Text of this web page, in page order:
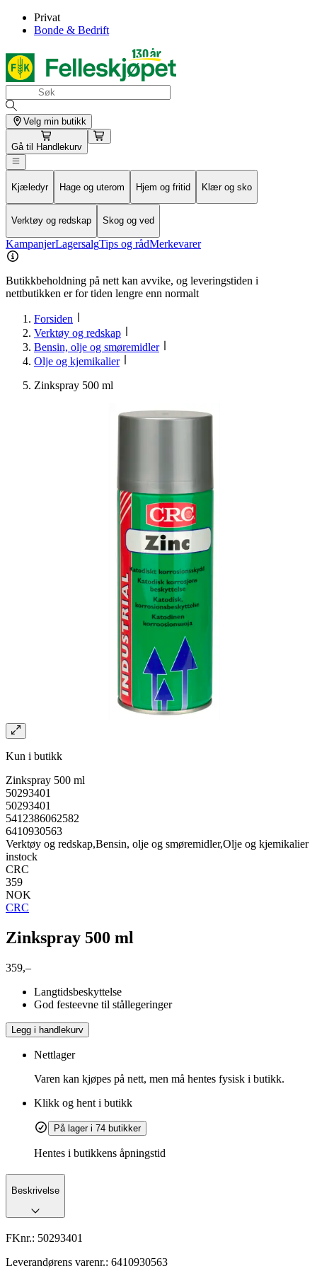
Privat
Bonde & Bedrift
Velg min butikk
Gå til Handlekurv
Kjæledyr Hage og uterom Hjem og fritid Klær og sko
Verktøy og redskap Skog og ved
KampanjerLagersalgTips og rådMerkevarer
Butikkbeholdning på nett kan avvike, og leveringstiden i
nettbutikken er for tiden lengre enn normalt
Forsiden
Verktøy og redskap
Bensin, olje og smøremidler
Olje og kjemikalier
Zinkspray 500 ml
Kun i butikk
Zinkspray 500 ml
50293401
50293401
5412386062582
6410930563
Verktøy og redskap,Bensin, olje og smøremidler,Olje og kjemikalier
instock
CRC
359
NOK
CRC
Zinkspray 500 ml
359,–
Langtidsbeskyttelse
God festeevne til stållegeringer
Legg i handlekurv
Nettlager
Varen kan kjøpes på nett, men må hentes fysisk i butikk.
Klikk og hent i butikk
På lager i 74 butikker
Hentes i butikkens åpningstid
Beskrivelse
FKnr.: 50293401
Leverandørens varenr.: 6410930563